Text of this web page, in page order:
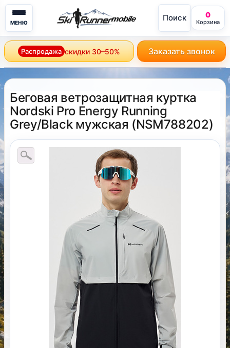
МЕНЮ mobile Поиск 0
Корзина
Распродажа скидки 30–50% Заказать звонок
Беговая ветрозащитная куртка
Nordski Pro Energy Running
Grey/Black мужская (NSM788202)